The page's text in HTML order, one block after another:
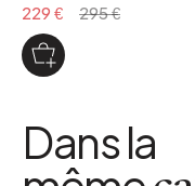
229 € 295 €
Dans la